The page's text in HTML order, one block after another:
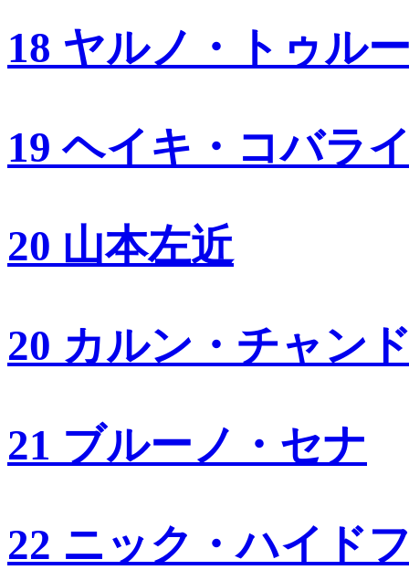
18 ヤルノ・トゥル
19 ヘイキ・コバラ
20 山本左近
20 カルン・チャン
21 ブルーノ・セナ
22 ニック・ハイド